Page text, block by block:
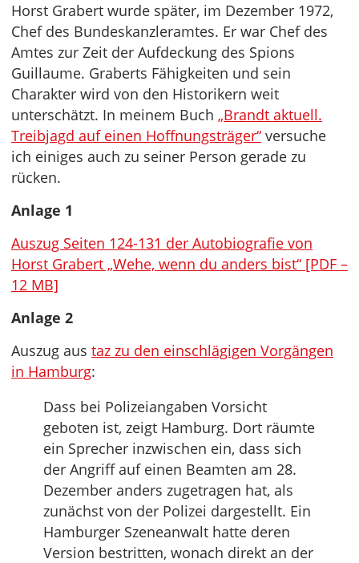
Horst Grabert wurde später, im Dezember 1972,
Chef des Bundeskanzleramtes. Er war Chef des
Amtes zur Zeit der Aufdeckung des Spions
Guillaume. Graberts Fähigkeiten und sein
Charakter wird von den Historikern weit
unterschätzt. In meinem Buch „Brandt aktuell.
Treibjagd auf einen Hoffnungsträger“ versuche
ich einiges auch zu seiner Person gerade zu
rücken.
Anlage 1
Auszug Seiten 124-131 der Autobiografie von
Horst Grabert „Wehe, wenn du anders bist“ [PDF –
12 MB]
Anlage 2
Auszug aus taz zu den einschlägigen Vorgängen
in Hamburg:
Dass bei Polizeiangaben Vorsicht
geboten ist, zeigt Hamburg. Dort räumte
ein Sprecher inzwischen ein, dass sich
der Angriff auf einen Beamten am 28.
Dezember anders zugetragen hat, als
zunächst von der Polizei dargestellt. Ein
Hamburger Szeneanwalt hatte deren
Version bestritten, wonach direkt an der